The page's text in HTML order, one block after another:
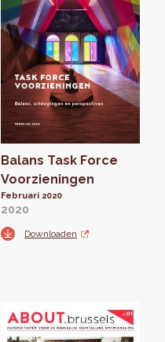
Balans Task Force
Voorzieningen
Februari 2020
2020
Downloaden